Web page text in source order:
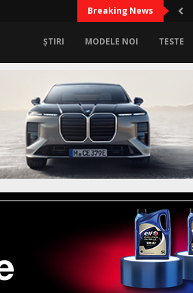
Breaking News
ȘTIRI MODELE NOI TESTE